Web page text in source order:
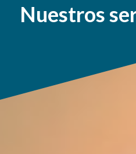
Nuestros